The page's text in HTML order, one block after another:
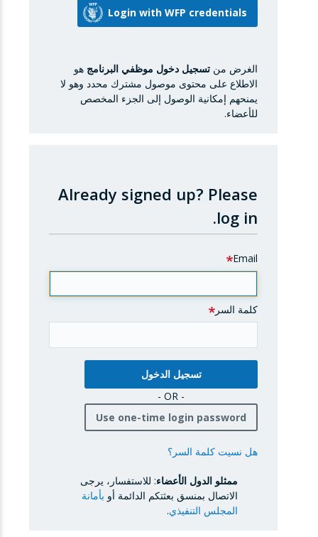
الغرض من تسجيل دخول موظفي البرنامج هو
الاطلاع على محتوى موصول مشترك محدد وهو لا
يمنحهم إمكانية الوصول إلى الجزء المخصص
للأعضاء.
Already signed up? Please
log in.
Email
كلمة السر
- OR -
Use one-time login password
هل نسيت كلمة السر؟
ممثلو الدول الأعضاء: للاستفسار، يرجى
الاتصال بمنسق بعثتكم الدائمة أو بأمانة
المجلس التنفيذي.